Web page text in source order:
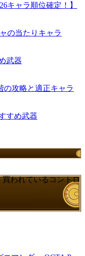
キャラ順位確定！】
の当たりキャラ
武器
の攻略と適正キャラ
すめ武器
買われているコントロ